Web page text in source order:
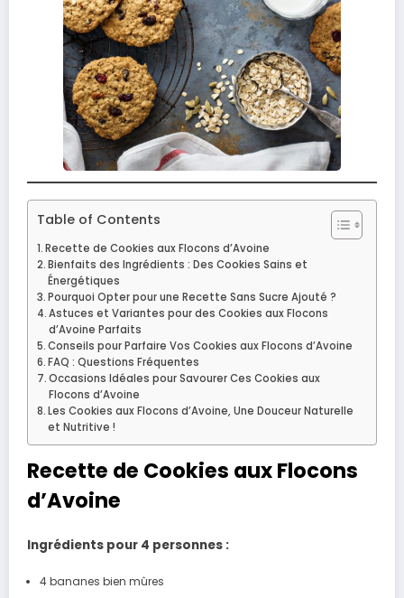
Table of Contents
Recette de Cookies aux Flocons d’Avoine
Bienfaits des Ingrédients : Des Cookies Sains et
Énergétiques
Pourquoi Opter pour une Recette Sans Sucre Ajouté ?
Astuces et Variantes pour des Cookies aux Flocons
d’Avoine Parfaits
Conseils pour Parfaire Vos Cookies aux Flocons d’Avoine
FAQ : Questions Fréquentes
Occasions Idéales pour Savourer Ces Cookies aux
Flocons d’Avoine
Les Cookies aux Flocons d’Avoine, Une Douceur Naturelle
et Nutritive !
Recette de Cookies aux Flocons
d’Avoine
Ingrédients pour 4 personnes :
4 bananes bien mûres